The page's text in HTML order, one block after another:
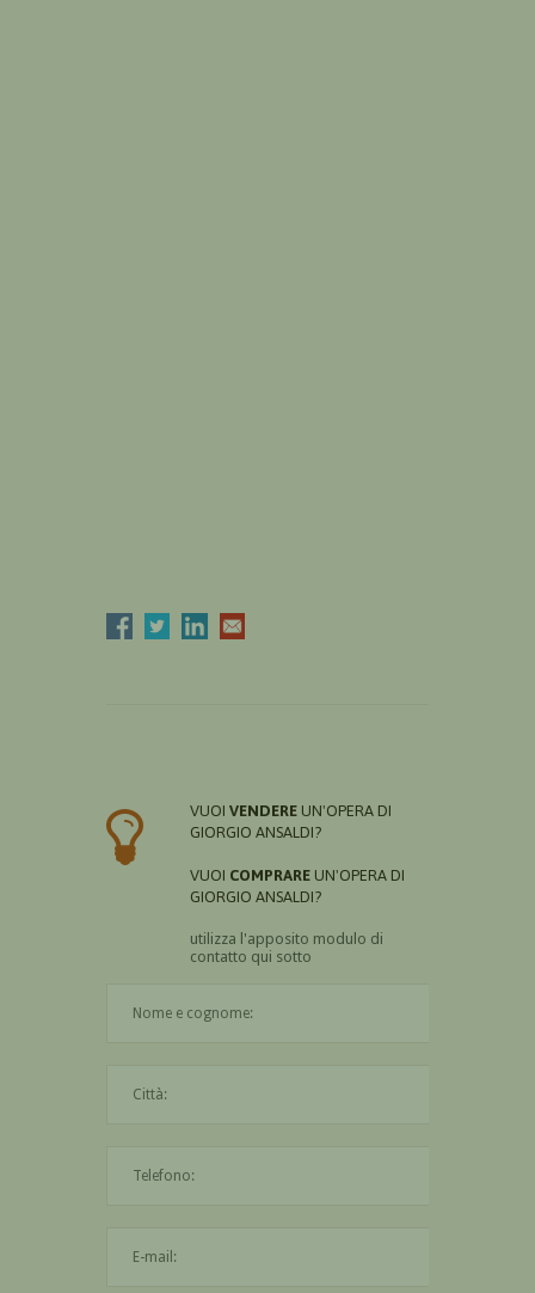
VUOI VENDERE UN'OPERA DI
GIORGIO ANSALDI?
VUOI COMPRARE UN'OPERA DI
GIORGIO ANSALDI?
utilizza l'apposito modulo di
contatto qui sotto